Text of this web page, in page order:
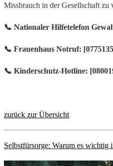
Missbrauch in der Gesellschaft zu
📞 Nationaler Hilfetelefon
📞 Frauenhaus Notruf:
📞 Kinderschutz-Hotline:
zurück zur Übersicht
Selbstfürsorge: Warum es wichtig